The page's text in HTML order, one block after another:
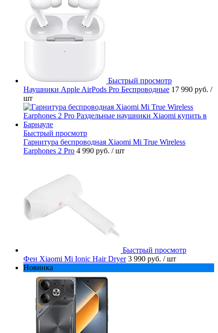
Быстрый просмотр
Наушники Apple AirPods Pro Беспроводные 17 990 руб. /
шт
Быстрый просмотр
Гарнитура беспроводная Xiaomi Mi True Wireless
Earphones 2 Pro 4 990 руб. / шт
Быстрый просмотр
Фен Xiaomi Mi Ionic Hair Dryer 3 990 руб. / шт
Новинка